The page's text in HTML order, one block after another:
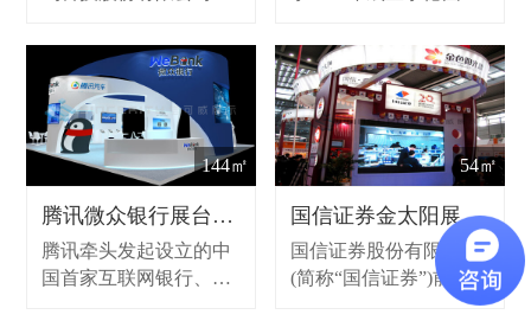
能楼宇监控管理、连锁
防报警、智慧社区、明
厨亮灶解决、智慧校园
等全套解决方案，并重
点定位与并服务智慧校
园(智慧校园包含教育录
入管理等一系列子系
统)。
场竞争力的安防品牌之
一。该公司是一家集研
发、生产、销售、服务
为一体的高科技企业，
主要产品为楼宇对讲、
报警及智能家居产品
HEINRICH STOLL先生
发明了世界上第一台编
织双反面组织的手摇针
织横机，并由此引发了
针织横机的产业革命。
在过去的一百三十多年
中，数百项发明与专利
一直伴随公司不断成
长。
144㎡
腾讯微众银行展台设计
腾讯牵头发起设立的中
国首家互联网银行、微
54㎡
国信证券金太阳展台设计
国信证券股份有限公司
(简称“国信证券”)前身
是1994年6月30日成立